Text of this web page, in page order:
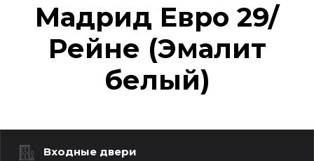
Мадрид Евро 29/
Рейне (Эмалит
белый)
Входные двери